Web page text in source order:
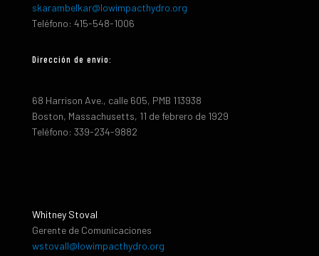
skarambelkar@lowimpacthydro.org
Teléfono: 415-548-1006
Dirección de envio:
68 Harrison Ave., calle 605, PMB 113938
Boston, Massachusetts, 11 de febrero de 1929
Teléfono: 339-234-9882
Whitney Stoval
Gerente de Comunicaciones
wstovall@lowimpacthydro.org